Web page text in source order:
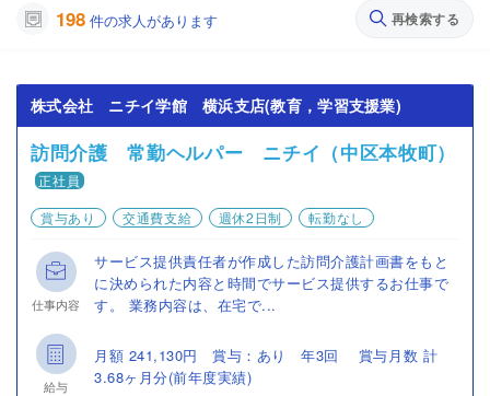
198 件の求人があります 再検索する
株式会社 ニチイ学館 横浜支店(教育，学習支援業)
訪問介護 常勤ヘルパー ニチイ（中区本牧町）
正社員
賞与あり
交通費支給 週休2日制 転勤なし
仕事内容
サービス提供責任者が作成した訪問介護計画書をもと
に決められた内容と時間でサービス提供するお仕事で
す。 業務内容は、在宅で...
給与
月額 241,130円 賞与：あり 年3回 賞与月数 計
3.68ヶ月分(前年度実績)